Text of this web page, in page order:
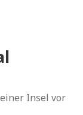
Insel vor